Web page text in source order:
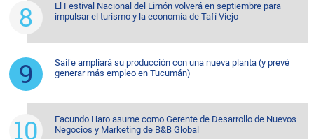
El Festival Nacional del Limón volverá en septiembre para
impulsar el turismo y la economía de Tafí Viejo
Saife ampliará su producción con una nueva planta (y prevé
generar más empleo en Tucumán)
Facundo Haro asume como Gerente de Desarrollo de Nuevos
Negocios y Marketing de B&B Global